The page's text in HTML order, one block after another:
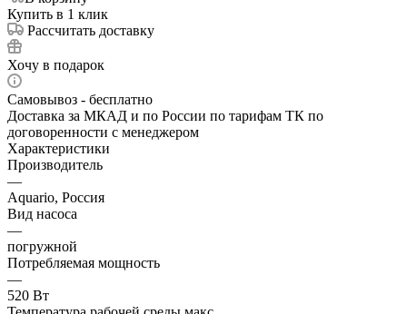
Купить в 1 клик
Рассчитать доставку
Хочу в подарок
Самовывоз - бесплатно
Доставка за МКАД и по России по тарифам ТК по
договоренности с менеджером
Характеристики
Производитель
—
Aquario, Россия
Вид насоса
—
погружной
Потребляемая мощность
—
520 Вт